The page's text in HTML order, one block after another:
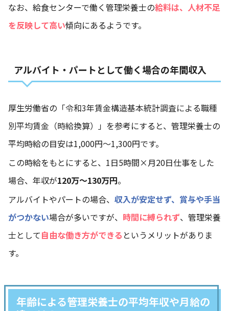
なお、給食センターで働く管理栄養士の給料は、人材不足
を反映して高い傾向にあるようです。
アルバイト・パートとして働く場合の年間収入
厚生労働省の 「令和3年賃金構造基本統計調査による職種
別平均賃金（時給換算）」 を参考にすると、管理栄養士の
平均時給の目安は1,000円～1,300円です。
この時給をもとにすると、1日5時間×月20日仕事をした
場合、年収が120万～130万円。
アルバイトやパートの場合、 収入が安定せず、賞与や手当
がつかない場合が多いですが、 時間に縛られず、管理栄養
士として自由な働き方ができる というメリットがありま
す。
年齢による管理栄養士の平均年収や月給の